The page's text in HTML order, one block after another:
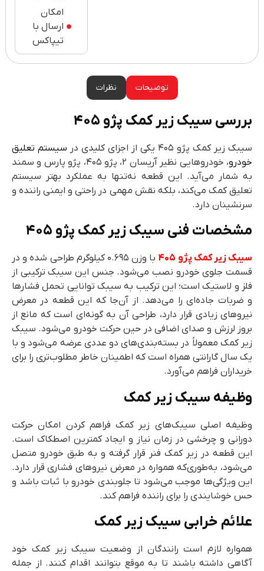
امکان
ارسال با
تیپاکس
توضیحات نظرات
سیبک زیر کمک پژو ۴۰۵
کمک پژو ۴۰۵ یکی از اجزای کلیدی در
سیستم تعلیق
، خودروهایی نظیر آریسان ۲، پژو ۴۰۵، پژو پارس و سمند
شمار می‌آید. این قطعه نه‌تنها به عملکرد بهتر سیستم
کمک می‌کند، بلکه نقش مهمی در راحتی و ایمنی راننده و
دارد.
فنی سیبک زیر کمک پژو ۴۰۵
زیر کمک پژو ۴۰۵
با وزن ۰.۶۹۵ کیلوگرم طراحی شده و در
جلوی خودرو نصب می‌شود. جنس این سیبک ترکیبی از
و لاستیک است؛ این ترکیب به سیبک توانایی تحمل فشارها
جاده‌ای را می‌دهد. از آن‌جا که این قطعه در معرض
زیادی قرار دارد، طراحی آن به گونه‌ای است که مانع از
لرزش و صدای اضافی در حین حرکت خودرو می‌شود. سیبک
کمک معمولاً در بسته‌بندی‌های دو عددی عرضه می‌شود و با
سال گارانتی همراه است که اطمینان خاطر مطلوب‌تری را برای
فراهم می‌آورد.
سیبک زیر کمک
اصلی سیبک‌های زیر کمک فراهم کردن امکان حرکت
و چرخشی در زمان نیاز و ایجاد کمترین اصطکاک است.
قطعه در زیر کمک فنر قرار گرفته و به طبق خودرو متصل
به‌طوری‌که همواره در معرض نیروهای فشاری قرار دارد.
ویژگی‌ها موجب می‌شود تا جلوبندی خودرو با ثبات باشد و
خوشایندی را برای راننده فراهم کند.
خرابی سیبک زیر کمک
لازم است رانندگان از وضعیت سیبک زیر کمک خود
داشته باشند تا به موقع بتوانند اقدام کنند. از جمله